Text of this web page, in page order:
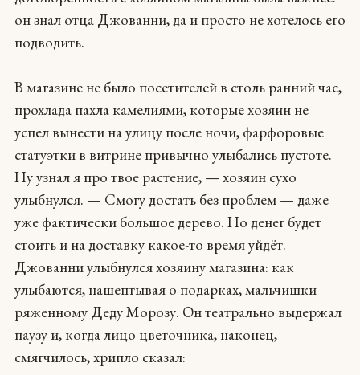
он знал отца Джованни, да и просто не хотелось его
подводить.
В магазине не было посетителей в столь ранний час,
прохлада пахла камелиями, которые хозяин не
успел вынести на улицу после ночи, фарфоровые
статуэтки в витрине привычно улыбались пустоте.
Ну узнал я про твое растение, — хозяин сухо
улыбнулся. — Смогу достать без проблем — даже
уже фактически большое дерево. Но денег будет
стоить и на доставку какое-то время уйдёт.
Джованни улыбнулся хозяину магазина: как
улыбаются, нашептывая о подарках, мальчишки
ряженному Деду Морозу. Он театрально выдержал
паузу и, когда лицо цветочника, наконец,
смягчилось, хрипло сказал: